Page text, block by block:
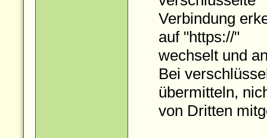
Verbindung
auf "https://"
wechselt und
Bei
übermitteln,
von Dritten